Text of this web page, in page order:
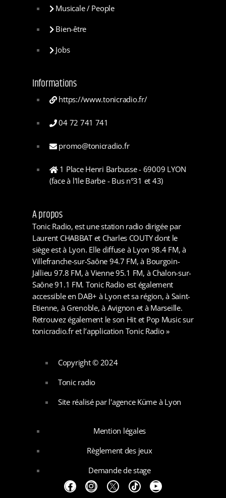
Musicale / People
Bien-être
Jobs
Informations
https://www.tonicradio.fr/
04 72 741 741
promo@tonicradio.fr
1 Place Henri Barbusse - 69009 LYON
(face à l'Ile Barbe - Bus n°31 et 43)
A propos
Tonic Radio, est une station radio dirigée par
Laurent CHABBAT et Charles COUTY dont le
siège est à Lyon. Elle diffuse à Lyon 98.4 FM, à
Villefranche-sur-Saône 94.7 FM, à Bourgoin-
Jallieu 97.8 FM, à Vienne 95.1 FM, à Chalon-sur-
Saône 91.1 FM. Tonic Radio est également
accessible en DAB+ à Lyon et sa région, à Saint-
Etienne, à Grenoble, à Avignon et à Marseille.
Retrouvez également le son Hit et Pop Music sur
tonicradio.fr et l’application Tonic Radio »
Copyright © 2024
Tonic radio
Site réalisé par l'agence Küme à Lyon
Mention légales
Règlement des jeux
Demande de stage